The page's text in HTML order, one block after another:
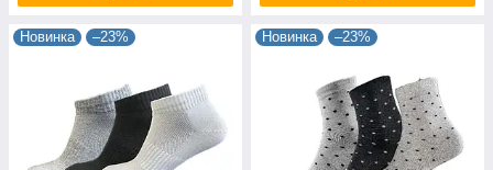
Новинка –23% Новинка –23%